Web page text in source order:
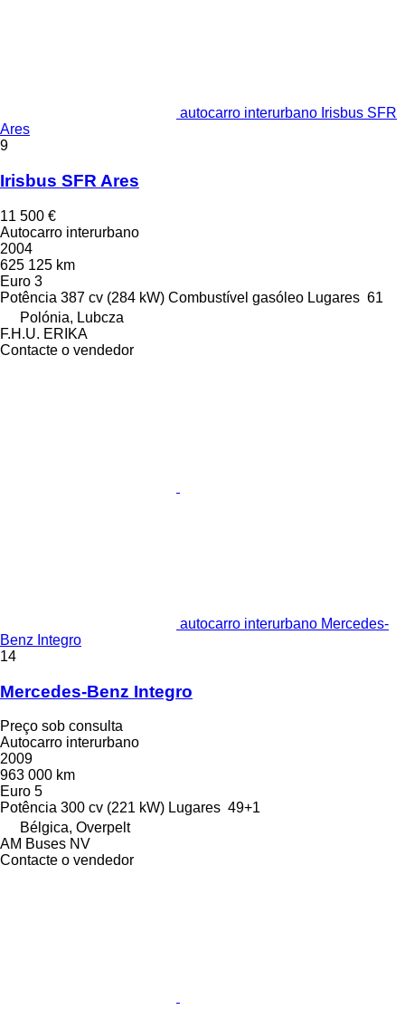
autocarro interurbano Irisbus SFR
Ares
9
Irisbus SFR Ares
11 500 €
Autocarro interurbano
2004
625 125 km
Euro 3
Potência 387 cv (284 kW) Combustível gasóleo Lugares 61
Polónia, Lubcza
F.H.U. ERIKA
Contacte o vendedor
autocarro interurbano Mercedes-
Benz Integro
14
Mercedes-Benz Integro
Preço sob consulta
Autocarro interurbano
2009
963 000 km
Euro 5
Potência 300 cv (221 kW) Lugares 49+1
Bélgica, Overpelt
AM Buses NV
Contacte o vendedor